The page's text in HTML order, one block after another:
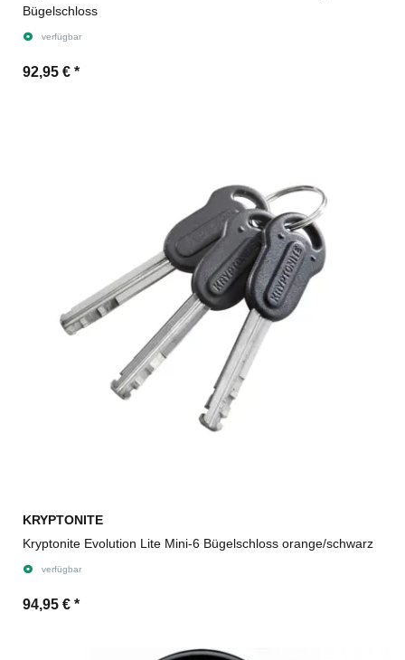
Bügelschloss
verfügbar
92,95 € *
KRYPTONITE
Kryptonite Evolution Lite Mini-6 Bügelschloss orange/schwarz
verfügbar
94,95 € *